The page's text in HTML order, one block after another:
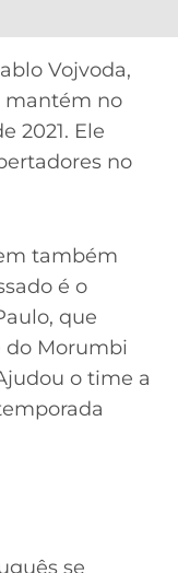
Vojvoda,
mantém no
2021. Ele
no
também
é o
que
do Morumbi
o time a
se